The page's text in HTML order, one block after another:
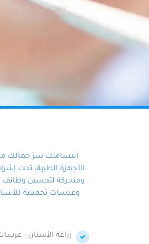
ابتسامتك سرّ جمالك
الأجهزة الطبية، تحت
ومتحركة لتحسين وظائف
وعدسات تجميلية
زراعة الأسنان -